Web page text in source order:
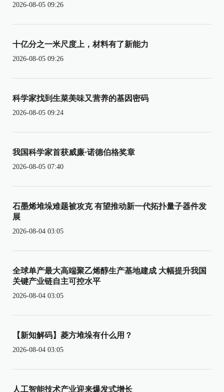
2026-08-05 09:26
十亿分之一米尺度上，材料有了新能力
2026-08-05 09:26
科学家找到生菜美味又营养的基因密码
2026-08-05 09:24
我国科学家首获威廉·诺德伯格奖章
2026-08-05 07:40
石墨烯堆垛难题被攻克 有望推动新一代拓扑量子器件发
展
2026-08-04 03:05
全球单产最大高端聚乙烯醇生产基地建成 大幅提升我国
关键产业链自主可控水平
2026-08-04 03:05
【新知解码】菱方堆垛有什么用？
2026-08-04 03:05
人工智能技术产业迎来爆发式增长